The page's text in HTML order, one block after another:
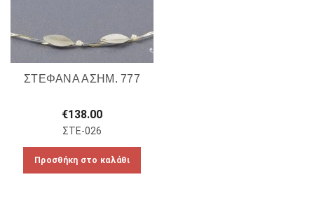
ΣΤΕΦΑΝΑ ΑΣΗΜ. 777
€138.00
ΣΤΕ-026
Προσθήκη στο καλάθι